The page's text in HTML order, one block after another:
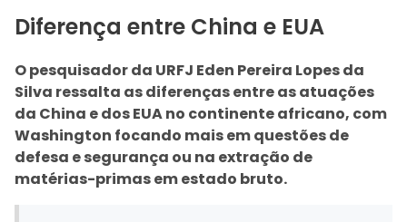
Diferença entre China e EUA
O pesquisador da URFJ Eden Pereira Lopes da
Silva ressalta as diferenças entre as atuações
da China e dos EUA no continente africano, com
Washington focando mais em questões de
defesa e segurança ou na extração de
matérias-primas em estado bruto.